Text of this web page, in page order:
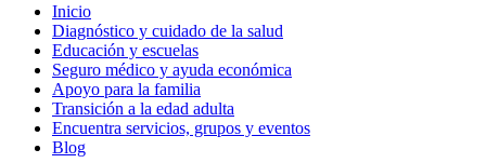
Inicio
Diagnóstico y cuidado de la salud
Educación y escuelas
Seguro médico y ayuda económica
Apoyo para la familia
Transición a la edad adulta
Encuentra servicios, grupos y eventos
Blog